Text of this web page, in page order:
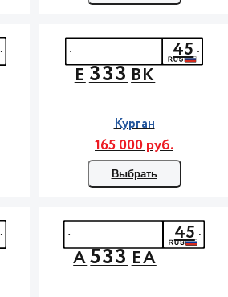
Е333ВК
45
Курган
165 000 руб.
Выбрать
А533ЕА
45